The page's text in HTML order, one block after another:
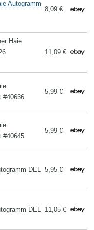
Autogramm
8,09 €
Haie
11,09 €
#40636
5,99 €
#40645
5,99 €
DEL
5,95 €
DEL
11,05 €